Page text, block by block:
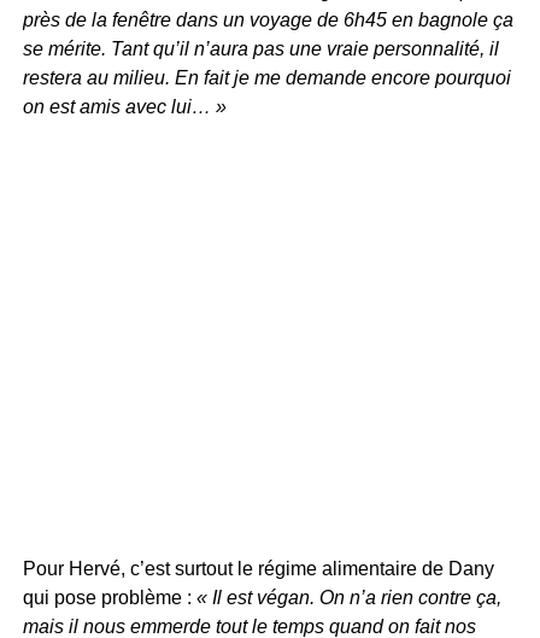
près de la fenêtre dans un voyage de 6h45 en bagnole ça
se mérite. Tant qu’il n’aura pas une vraie personnalité, il
restera au milieu. En fait je me demande encore pourquoi
on est amis avec lui… »
Pour Hervé, c’est surtout le régime alimentaire de Dany
qui pose problème : « Il est végan. On n’a rien contre ça,
mais il nous emmerde tout le temps quand on fait nos